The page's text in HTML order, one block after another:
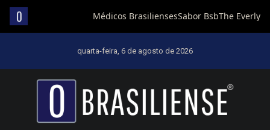
quarta-feira, 6 de agosto de 2026
Um diário de notícias que trabalha por Brasília